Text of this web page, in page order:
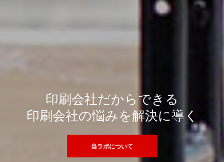
印刷会社だからできる
印刷会社の悩みを解決に導く
当ラボについて